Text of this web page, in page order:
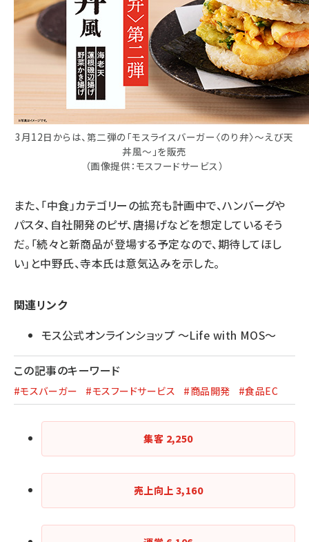
3月12日からは、第二弾の「モスライスバーガー〈のり弁〉～えび天
丼風～」を販売
（画像提供：モスフードサービス）
また、「中食」カテゴリーの拡充も計画中で、ハンバーグや
パスタ、自社開発のピザ、唐揚げなどを想定しているそう
だ。「続々と新商品が登場する予定なので、期待してほし
い」と中野氏、寺本氏は意気込みを示した。
関連リンク
モス公式オンラインショップ ～Life with MOS～
この記事のキーワード
#モスバーガー #モスフードサービス #商品開発 #食品EC
集客 2,250
売上向上 3,160